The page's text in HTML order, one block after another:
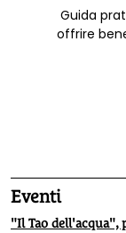
Guida
Eventi
"Il Tao dell'acqua",